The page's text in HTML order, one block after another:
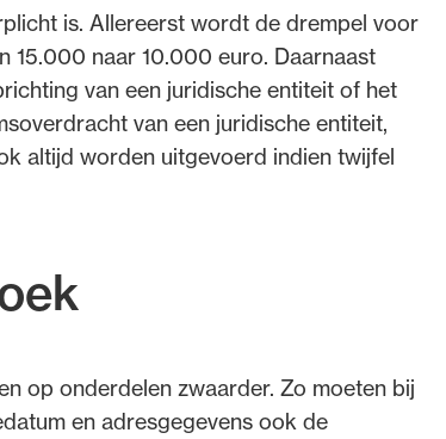
is. Allereerst wordt de drempel voor
15.000 naar 10.000 euro. Daarnaast
van een juridische entiteit of het
van een juridische entiteit,
altijd worden uitgevoerd indien twijfel
op onderdelen zwaarder. Zo moeten bij
en adresgegevens ook de